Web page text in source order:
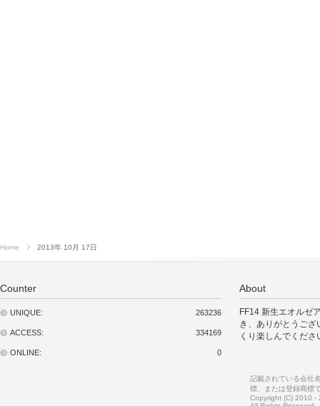
Home 2013年 10月 17日
Counter
263236
UNIQUE:
334169
ACCESS:
0
ONLINE:
About
FF14 新生エオルゼ
き、ありがとうご
くり楽しんでくださ
記載されている会社
標、または登録商標
Copyright (C) 2010 -